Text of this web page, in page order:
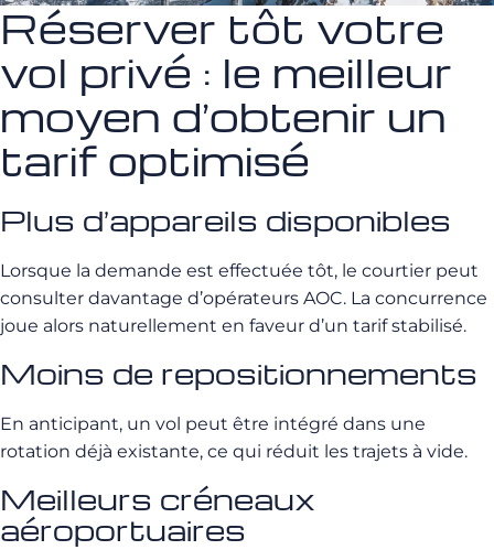
Réserver tôt votre
vol privé : le meilleur
moyen d’obtenir un
tarif optimisé
Plus d’appareils disponibles
Lorsque la demande est effectuée tôt, le courtier peut
consulter davantage d’opérateurs AOC. La concurrence
joue alors naturellement en faveur d’un tarif stabilisé.
Moins de repositionnements
En anticipant, un vol peut être intégré dans une
rotation déjà existante, ce qui réduit les trajets à vide.
Meilleurs créneaux
aéroportuaires